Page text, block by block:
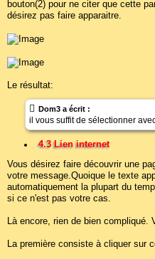
bouton(2) pour ne citer que cette
désirez pas faire apparaitre.
Le résultat:
Dom3 a écrit :
il vous suffit de sélectionner
4.3 Lien internet
Vous désirez faire découvrir une
votre message.Quoique le texte
automatiquement la plupart du
si ce n'est pas votre cas.
Là encore, rien de bien compliqué.
La première consiste à cliquer sur